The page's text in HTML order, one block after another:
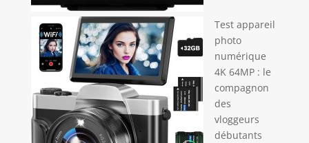
Test appareil
photo
numérique
4K 64MP : le
compagnon
des
vloggeurs
débutants